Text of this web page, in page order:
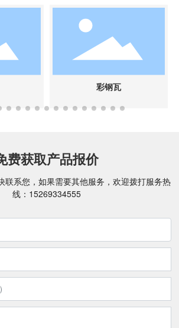
彩钢瓦
费获取产品报价
联系您，如果需要其他服务，欢迎拨打服务热
线： 15269334555